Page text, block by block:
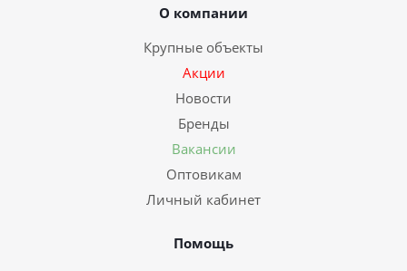
О компании
Крупные объекты
Акции
Новости
Бренды
Вакансии
Оптовикам
Личный кабинет
Помощь